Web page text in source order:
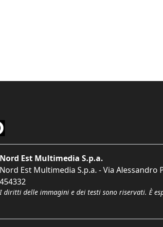
Nord Est Multimedia S.p.a.
Nord Est Multimedia S.p.a. - Via Alessandro
454332
I diritti delle immagini e dei testi sono riservati. È